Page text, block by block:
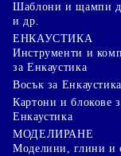
Шаблони и щампи
и др.
ЕНКАУСТИКА
Инструменти и
за Енкаустика
Восък за Енкаустика
Картони и блокове
Енкаустика
МОДЕЛИРАНЕ
Моделини, глини и